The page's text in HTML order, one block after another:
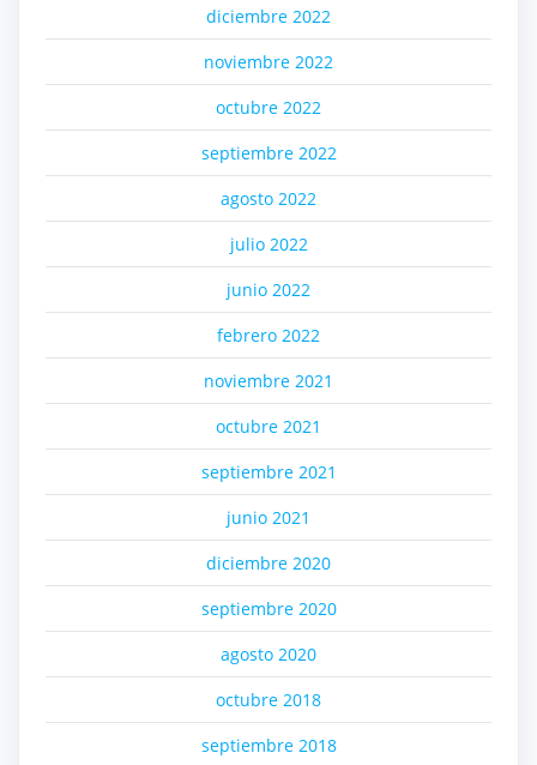
diciembre 2022
noviembre 2022
octubre 2022
septiembre 2022
agosto 2022
julio 2022
junio 2022
febrero 2022
noviembre 2021
octubre 2021
septiembre 2021
junio 2021
diciembre 2020
septiembre 2020
agosto 2020
octubre 2018
septiembre 2018